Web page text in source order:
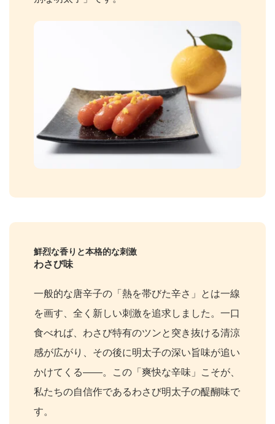
鮮烈な香りと本格的な刺激
わさび味
一般的な唐辛子の「熱を帯びた辛さ」とは一線
を画す、全く新しい刺激を追求しました。一口
食べれば、わさび特有のツンと突き抜ける清涼
感が広がり、その後に明太子の深い旨味が追い
かけてくる――。この「爽快な辛味」こそが、
私たちの自信作であるわさび明太子の醍醐味で
す。